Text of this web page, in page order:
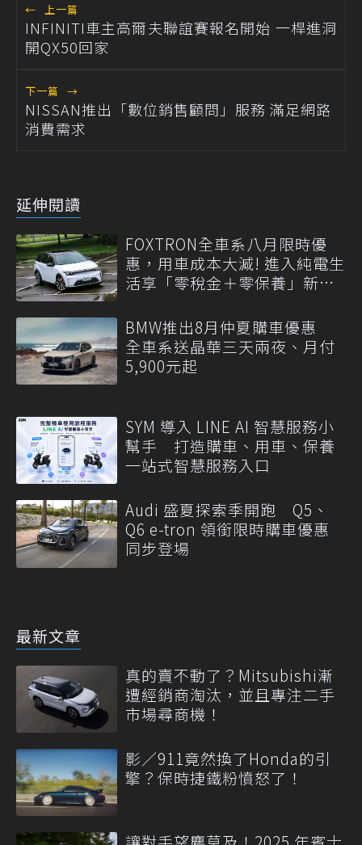
← 上一篇
INFINITI車主高爾夫聯誼賽報名開始 一桿進洞
開QX50回家
下一篇 →
NISSAN推出「數位銷售顧問」服務 滿足網路
消費需求
延伸閱讀
FOXTRON全車系八月限時優
惠，用車成本大減! 進入純電生
活享「零稅金＋零保養」新時
BMW推出8月仲夏購車優惠
全車系送晶華三天兩夜、月付
5,900元起
SYM 導入 LINE AI 智慧服務小
幫手 打造購車、用車、保養
一站式智慧服務入口
Audi 盛夏探索季開跑 Q5、
Q6 e-tron 領銜限時購車優惠
同步登場
最新文章
真的賣不動了？Mitsubishi漸
遭經銷商淘汰，並且專注二手
市場尋商機！
影／911竟然換了Honda的引
擎？保時捷鐵粉憤怒了！